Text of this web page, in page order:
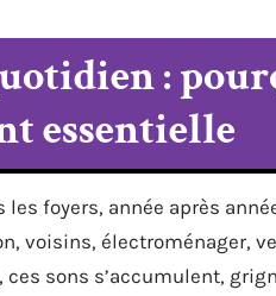
:
essentielle
foyers, année après
voisins, électroménager,
ces sons s’accumulent,